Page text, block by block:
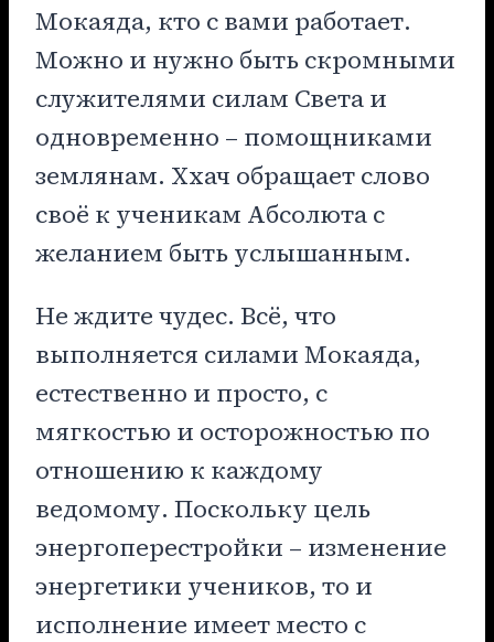
Мокаяда, кто с вами работает.
Можно и нужно быть скромными
служителями силам Света и
одновременно – помощниками
землянам. Ххач обращает слово
своё к ученикам Абсолюта с
желанием быть услышанным.
Не ждите чудес. Всё, что
выполняется силами Мокаяда,
естественно и просто, с
мягкостью и осторожностью по
отношению к каждому
ведомому. Поскольку цель
энергоперестройки – изменение
энергетики учеников, то и
исполнение имеет место с